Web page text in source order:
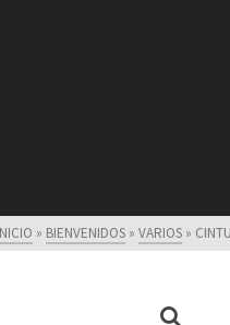
» BIENVENIDOS » VARIOS »